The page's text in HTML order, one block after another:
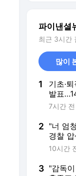
파이낸셜
최근 3시간
많이
1
기초·
발표
적극 운
7시간 전
2 "너 엄
경찰
숨 끊은
10시간
3 "감독